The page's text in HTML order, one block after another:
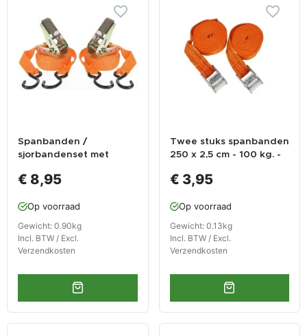
Spanbanden /
sjorbandenset met
€ 8,95
Op voorraad
Gewicht: 0.90kg
Incl. BTW / Excl.
Verzendkosten
Twee stuks spanbanden
250 x 2,5 cm - 100 kg. -
trekbanden 250 cm
€ 3,95
Op voorraad
Gewicht: 0.13kg
Incl. BTW / Excl.
Verzendkosten